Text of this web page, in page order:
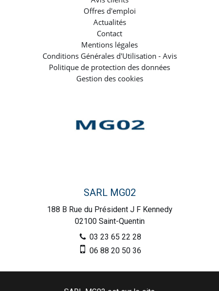
Offres d'emploi
Actualités
Contact
Mentions légales
Conditions Générales d'Utilisation - Avis
Politique de protection des données
Gestion des cookies
SARL MG02
188 B Rue du Président J F Kennedy
02100 Saint-Quentin
03 23 65 22 28
06 88 20 50 36